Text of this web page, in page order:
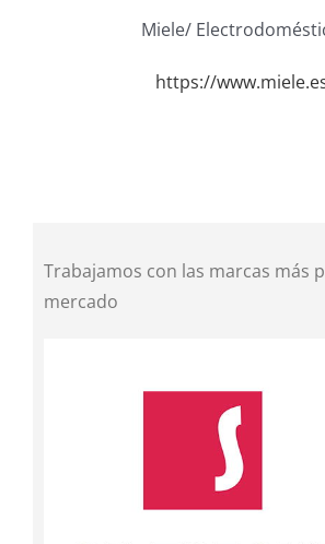
Miele/
https://
Trabajamos con las marcas más
mercado